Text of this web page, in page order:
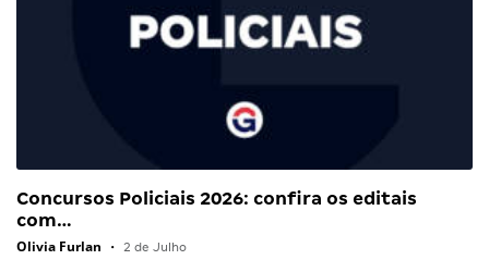
Concursos Policiais 2026: confira os editais
com…
Olivia Furlan • 2 de Julho